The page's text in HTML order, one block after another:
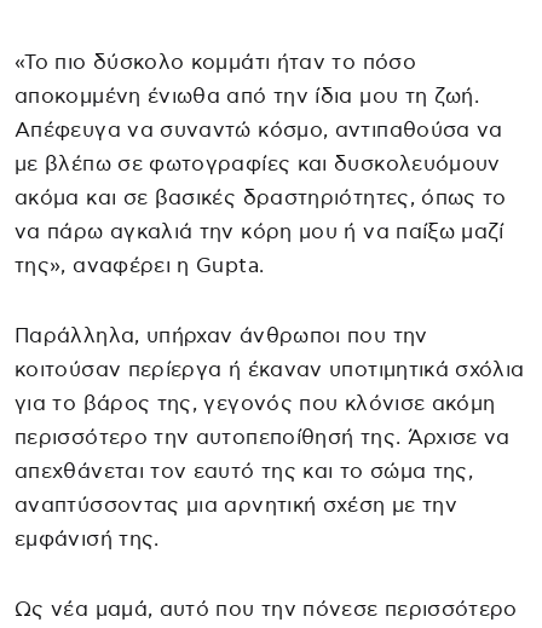
«Το πιο δύσκολο κομμάτι ήταν το πόσο
αποκομμένη ένιωθα από την ίδια μου τη ζωή.
Απέφευγα να συναντώ κόσμο, αντιπαθούσα να
με βλέπω σε φωτογραφίες και δυσκολευόμουν
ακόμα και σε βασικές δραστηριότητες, όπως το
να πάρω αγκαλιά την κόρη μου ή να παίξω μαζί
της», αναφέρει η Gupta.
Παράλληλα, υπήρχαν άνθρωποι που την
κοιτούσαν περίεργα ή έκαναν υποτιμητικά σχόλια
για το βάρος της, γεγονός που κλόνισε ακόμη
περισσότερο την αυτοπεποίθησή της. Άρχισε να
απεχθάνεται τον εαυτό της και το σώμα της,
αναπτύσσοντας μια αρνητική σχέση με την
εμφάνισή της.
Ως νέα μαμά, αυτό που την πόνεσε περισσότερο